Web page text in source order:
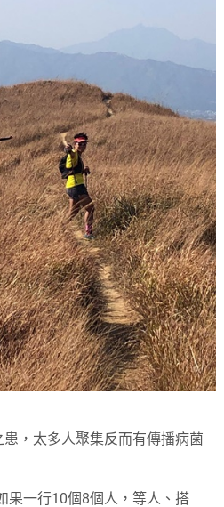
，太多人聚集反而有傳播病菌
果一行10個8個人，等人、搭